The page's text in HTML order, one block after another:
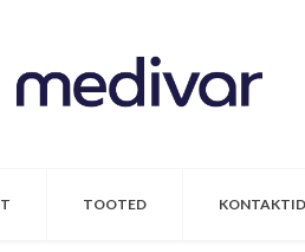
TOOTED KONTAKTID